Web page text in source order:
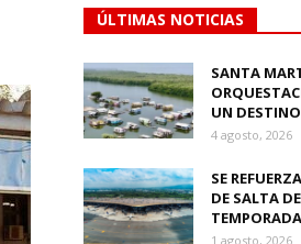
ÚLTIMAS NOTICIAS
SANTA
UN
4 agosto, 2026
SE
DE SALTA
1 agosto, 2026